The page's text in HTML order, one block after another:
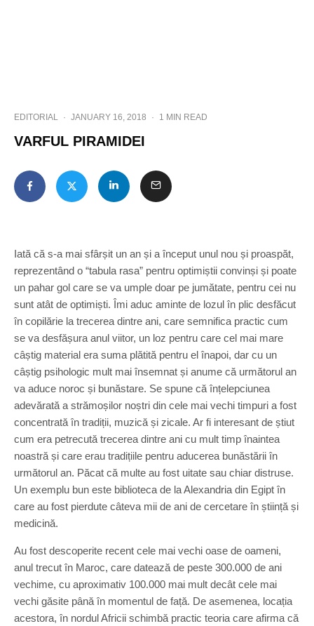
EDITORIAL · JANUARY 16, 2018 · 1 MIN READ
VARFUL PIRAMIDEI
Iată că s-a mai sfârșit un an și a început unul nou și proaspăt,
reprezentând o “tabula rasa” pentru optimiștii convinși și poate
un pahar gol care se va umple doar pe jumătate, pentru cei nu
sunt atât de optimiști. Îmi aduc aminte de lozul în plic desfăcut
în copilărie la trecerea dintre ani, care semnifica practic cum
se va desfășura anul viitor, un loz pentru care cel mai mare
câștig material era suma plătită pentru el înapoi, dar cu un
câștig psihologic mult mai însemnat și anume că următorul an
va aduce noroc și bunăstare. Se spune că înțelepciunea
adevărată a strămoșilor noștri din cele mai vechi timpuri a fost
concentrată în tradiții, muzică și zicale. Ar fi interesant de știut
cum era petrecută trecerea dintre ani cu mult timp înaintea
noastră și care erau tradițiile pentru aducerea bunăstării în
următorul an. Păcat că multe au fost uitate sau chiar distruse.
Un exemplu bun este biblioteca de la Alexandria din Egipt în
care au fost pierdute câteva mii de ani de cercetare în știință și
medicină.
Au fost descoperite recent cele mai vechi oase de oameni,
anul trecut în Maroc, care datează de peste 300.000 de ani
vechime, cu aproximativ 100.000 mai mult decât cele mai
vechi găsite până în momentul de față. De asemenea, locația
acestora, în nordul Africii schimbă practic teoria care afirma că